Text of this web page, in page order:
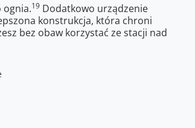
ognia.19 Dodatkowo urządzenie
konstrukcja, która chroni
bez obaw korzystać ze stacji nad